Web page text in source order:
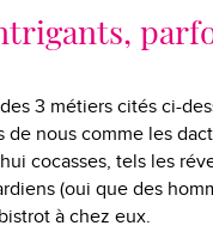
3 métiers cités ci-
nous comme les
cocasses, tels les
(oui que des
à chez eux.